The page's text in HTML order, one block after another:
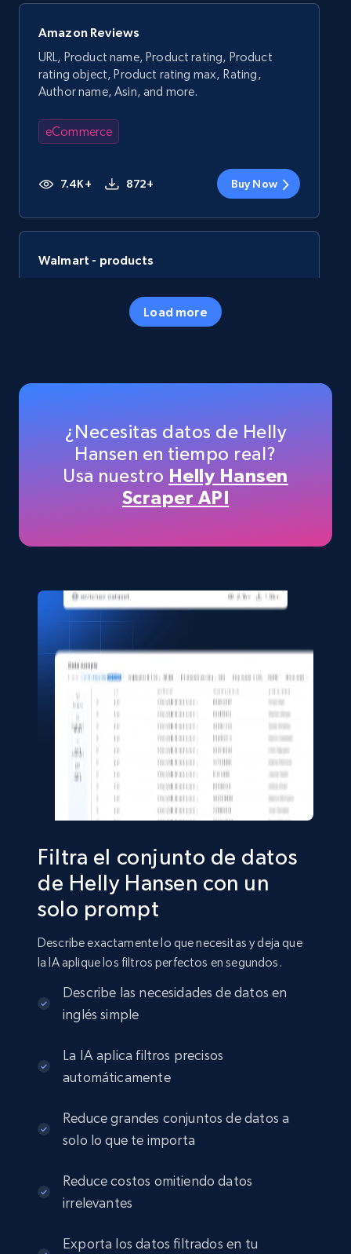
Amazon Reviews
URL, Product name, Product rating, Product
rating object, Product rating max, Rating,
Author name, Asin, and more.
eCommerce
7.4K+ 872+ Buy Now
Walmart - products
Specifications, Image urls, Top reviews, and
URL, Title, Available, Description, Currency, Initial
5.4K+
Shein- Products
Product name, Description, Initial price, Final
price, Currency, In stock, Color, Size, and more.
eCommerce
Amazon sellers info
info, Stars, Feedbacks, Return policy, and more.
eCommerce
eBay
URL, Product id, Title, Seller name, Seller rating,
more.
Load more
¿Necesitas datos de Helly
Hansen en tiempo real?
Usa nuestro Helly Hansen
Scraper API
Filtra el conjunto de datos
de Helly Hansen con un
solo prompt
Describe exactamente lo que necesitas y deja que
la IA aplique los filtros perfectos en segundos.
Describe las necesidades de datos en
inglés simple
La IA aplica filtros precisos
automáticamente
Reduce grandes conjuntos de datos a
solo lo que te importa
Reduce costos omitiendo datos
irrelevantes
Exporta los datos filtrados en tu